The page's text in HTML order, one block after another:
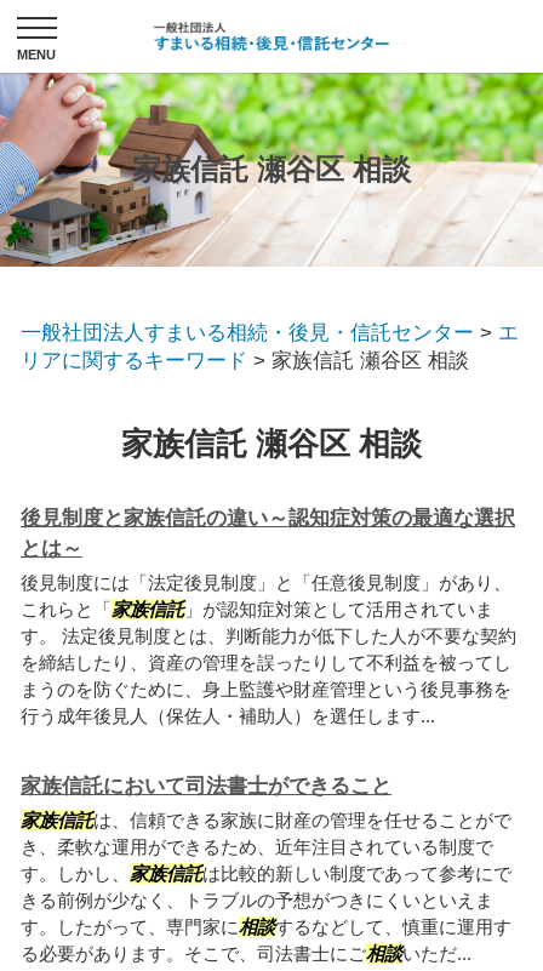
家族信託 瀬谷区 相談
一般社団法人すまいる相続・後見・信託センター > エ
リアに関するキーワード > 家族信託 瀬谷区 相談
家族信託 瀬谷区 相談
後見制度と家族信託の違い～認知症対策の最適な選択
とは～
後見制度には「法定後見制度」と「任意後見制度」があり、
これらと「家族信託」が認知症対策として活用されていま
す。 法定後見制度とは、判断能力が低下した人が不要な契約
を締結したり、資産の管理を誤ったりして不利益を被ってし
まうのを防ぐために、身上監護や財産管理という後見事務を
行う成年後見人（保佐人・補助人）を選任します...
家族信託において司法書士ができること
家族信託は、信頼できる家族に財産の管理を任せることがで
き、柔軟な運用ができるため、近年注目されている制度で
す。しかし、 家族信託は比較的新しい制度であって参考にで
きる前例が少なく、トラブルの予想がつきにくいといえま
す。したがって、専門家に相談するなどして、慎重に運用す
る必要があります。そこで、司法書士にご相談いただ...